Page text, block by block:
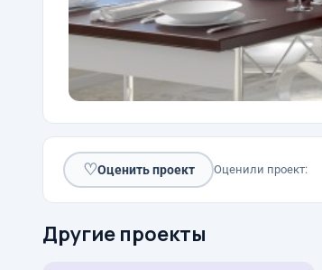
♡Оценить проект Оценили проект:
Другие проекты